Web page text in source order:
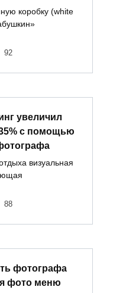
коробку (white
92
увеличил
с помощью
визуальная
88
фотографа
фото меню